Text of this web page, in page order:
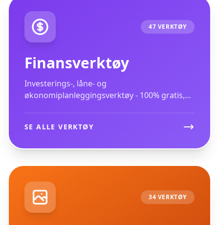
47 VERKTØY
Finansverktøy
Investerings-, låne- og
økonomiplanleggingsverktøy - 100% gratis,
SE ALLE VERKTØY
34 VERKTØY